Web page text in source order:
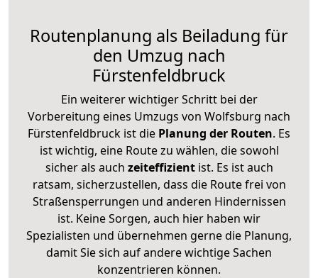
Routenplanung als Beiladung für
den Umzug nach
Fürstenfeldbruck
Ein weiterer wichtiger Schritt bei der
Vorbereitung eines Umzugs von Wolfsburg nach
Fürstenfeldbruck ist die Planung der Routen. Es
ist wichtig, eine Route zu wählen, die sowohl
sicher als auch zeiteffizientist. Es ist auch
ratsam, sicherzustellen, dass die Route frei von
Straßensperrungen und anderen Hindernissen
ist. Keine Sorgen, auch hier haben wir
Spezialisten und übernehmen gerne die Planung,
damit Sie sich auf andere wichtige Sachen
konzentrieren können.